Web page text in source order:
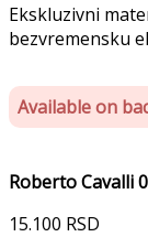
Ekskluzivni
bezvremensku
Available on
Roberto Cavalli
15.100 RSD